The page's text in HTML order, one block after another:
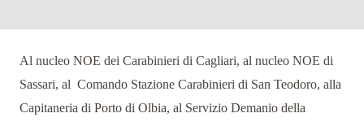
Al nucleo NOE dei Carabinieri di Cagliari, al nucleo NOE di
Sassari, al Comando Stazione Carabinieri di San Teodoro, alla
Capitaneria di Porto di Olbia, al Servizio Demanio della